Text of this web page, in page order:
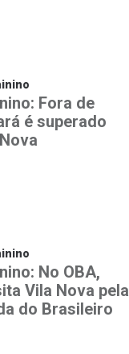
Fora de
é superado
No OBA,
Vila Nova pela
do Brasileiro